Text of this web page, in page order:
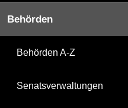
Behörden
Behörden A-Z
Senatsverwaltungen